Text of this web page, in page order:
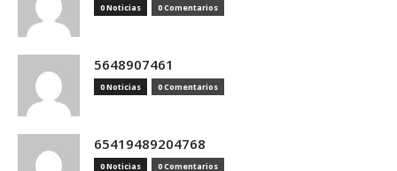
0 Noticias 0 Comentarios
5648907461
0 Noticias 0 Comentarios
65419489204768
0 Noticias 0 Comentarios